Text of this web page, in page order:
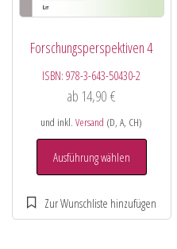
Forschungsperspektiven 4
ISBN:978-3-643-50430-2
ab 14,90€
und inkl.Versand (D, A, CH)
Ausführung wählen